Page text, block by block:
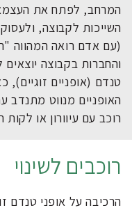
המרחב, לפתח את
השייכות לקבוצה,
(עם אדם רואה המהווה
והחברות בקבוצה
טנדם (אופניים
האופניים מנווט מתנדב
רוכב עם עיוורון או לקות
רוכבים לשינוי
הרכיבה על אופני טנדם